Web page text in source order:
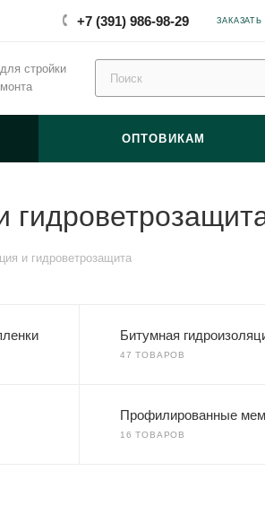
+7 (391) 986-98-29
стройки
ОПТОВИКАМ
и гидроветрозащита
Битумная
47 ТОВАРОВ
Профилированные
16 ТОВАРОВ